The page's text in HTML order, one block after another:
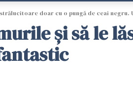
strălucitoare doar cu o pungă de ceai
și să le